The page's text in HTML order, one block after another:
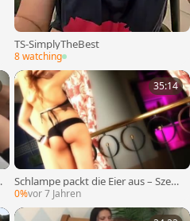
TS-SimplyTheBest
8 watching
35:14
Schlampe packt die Eier aus – Szene
zwei
0%vor 7 Jahren